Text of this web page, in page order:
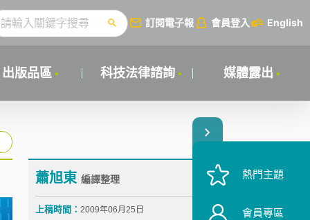
訂閱電子報 會員登入 English
出版品區 科技法律諮詢 媒體露出
蕭旭東 編譯整理
上稿時間： 2009年06月25日
熱門主題
會員專區